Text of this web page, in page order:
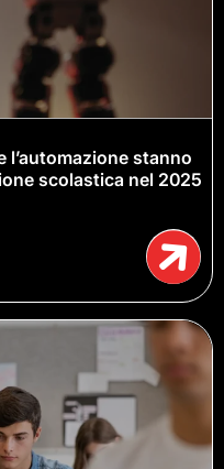
l’automazione stanno
scolastica nel 2025